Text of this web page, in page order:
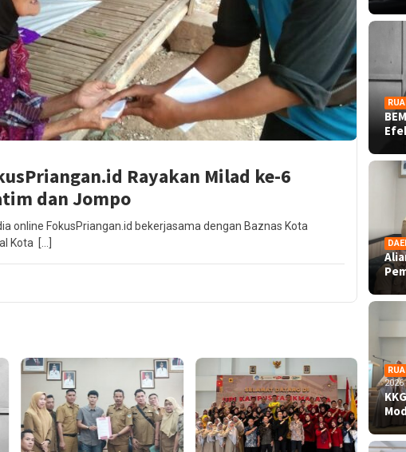
Rayakan Milad ke-6
dan Jompo
online FokusPriangan.id bekerjasama dengan Baznas Kota
Kota […]
2026